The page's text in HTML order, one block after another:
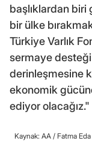
başlıklardan
bir ülke
Türkiye Varlık
sermaye
derinleşmesine
ekonomik
ediyor
Kaynak: AA / Fatma